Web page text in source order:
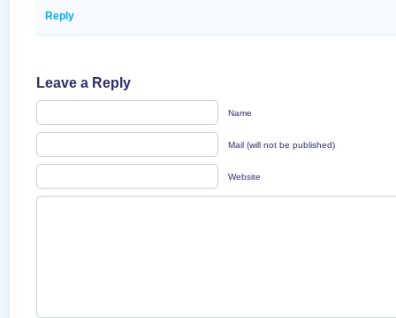
Reply
Leave a Reply
Name
Mail (will not be published)
Website